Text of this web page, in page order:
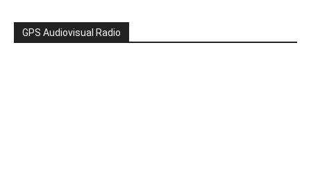
GPS Audiovisual Radio